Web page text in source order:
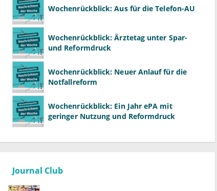
Wochenrückblick: Aus für die Telefon-AU
Wochenrückblick: Ärztetag unter Spar-
und Reformdruck
Wochenrückblick: Neuer Anlauf für die
Notfallreform
Wochenrückblick: Ein Jahr ePA mit
geringer Nutzung und Reformdruck
Journal Club